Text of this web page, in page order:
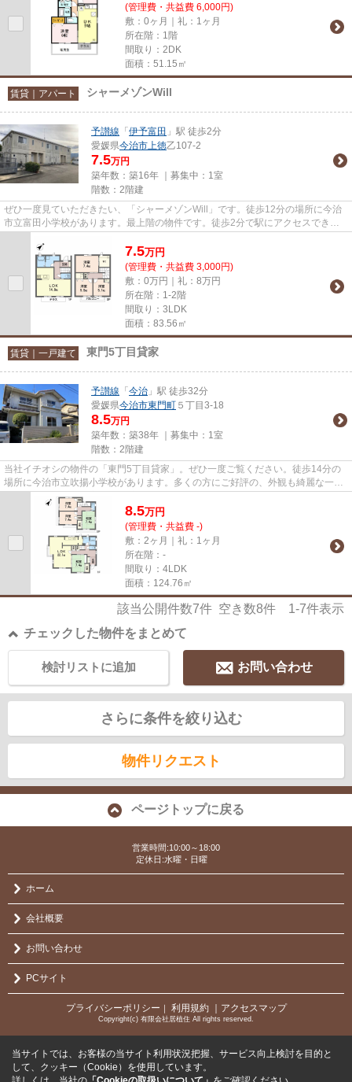
(管理費・共益費 6,000円)
敷：0ヶ月｜礼：1ヶ月
所在階：1階
間取り：2DK
面積：51.15㎡
賃貸｜アパート シャーメゾンWill
予讃線 「 伊予富田 」駅 徒歩2分
愛媛県今治市上徳乙107-2
7.5万円
築年数：築16年 ｜募集中： 1室
階数：2階建
ぜひ一度見ていただきたい、「シャーメゾンWill」です。徒歩12分の場所に今治
市立富田小学校があります。最上階の物件です。徒歩2分で駅にアクセスできる
7.5万円
(管理費・共益費 3,000円)
敷：0万円｜礼：8万円
所在階：1-2階
間取り：3LDK
面積：83.56㎡
賃貸｜一戸建て 東門5丁目貸家
予讃線 「 今治 」駅 徒歩32分
愛媛県今治市東門町 ５丁目3-18
8.5万円
築年数：築38年 ｜募集中： 1室
階数：2階建
当社イチオシの物件の「東門5丁目貸家」。ぜひ一度ご覧ください。徒歩14分の
場所に今治市立吹揚小学校があります。多くの方にご好評の、外観も綺麗な一戸
建て物件です。今治市での賃貸...
8.5万円
(管理費・共益費 -)
敷：2ヶ月｜礼：1ヶ月
所在階：-
間取り：4LDK
面積：124.76㎡
該当公開件数7件 空き数8件 1-7件表示
チェックした物件をまとめて
お問い合わせ
検討リストに追加
さらに条件を絞り込む
物件リクエスト
ページトップに戻る
営業時間:10:00～18:00
定休日:水曜・日曜
ホーム
会社概要
お問い合わせ
PCサイト
プライバシーポリシー ｜ 利用規約 ｜アクセスマップ
Copyright(c) 有限会社居植住 All rights reserved.
当サイトでは、お客様の当サイト利用状況把握、サービス向上検討を目的と
して、クッキー（Cookie）を使用しています。